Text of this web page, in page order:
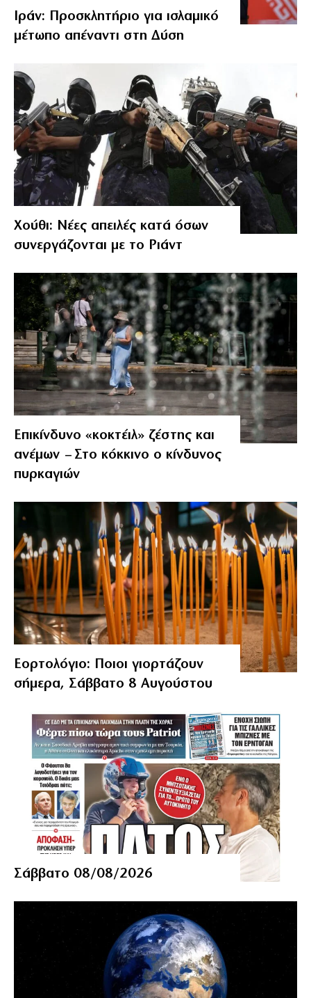
Ιράν: Προσκλητήριο για ισλαμικό
μέτωπο απέναντι στη Δύση
Χούθι: Νέες απειλές κατά όσων
συνεργάζονται με το Ριάντ
Επικίνδυνο «κοκτέιλ» ζέστης και
ανέμων – Στο κόκκινο ο κίνδυνος
πυρκαγιών
Εορτολόγιο: Ποιοι γιορτάζουν
σήμερα, Σάββατο 8 Αυγούστου
Σάββατο 08/08/2026